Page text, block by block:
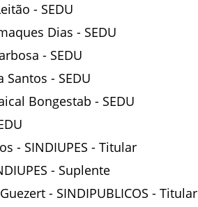
- SEDU
Dias - SEDU
- SEDU
- SEDU
Bongestab - SEDU
- SINDIUPES - Titular
- Suplente
- SINDIPUBLICOS - Titular